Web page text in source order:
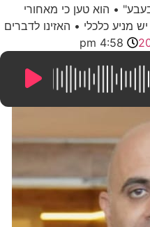
• הוא טען כי מאחורי
מניע כלכלי • האזינו לדברים
4:58 pm